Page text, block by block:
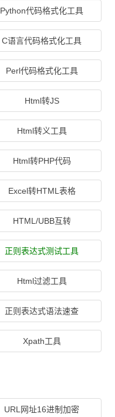
Python代码格式化工具
C语言代码格式化工具
Perl代码格式化工具
Html转JS
Html转义工具
Html转PHP代码
Excel转HTML表格
HTML/UBB互转
正则表达式测试工具
Html过滤工具
正则表达式语法速查
Xpath工具
URL网址16进制加密